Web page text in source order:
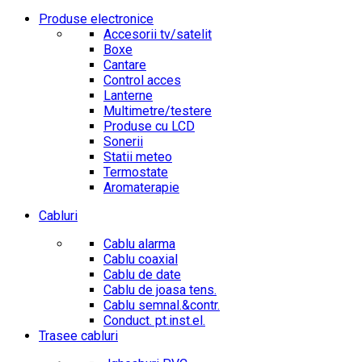
Produse electronice
Accesorii tv/satelit
Boxe
Cantare
Control acces
Lanterne
Multimetre/testere
Produse cu LCD
Sonerii
Statii meteo
Termostate
Aromaterapie
Cabluri
Cablu alarma
Cablu coaxial
Cablu de date
Cablu de joasa tens.
Cablu semnal.&contr.
Conduct. pt.inst.el.
Trasee cabluri